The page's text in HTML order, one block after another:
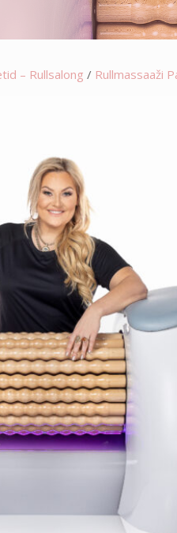
– Rullsalong / Rullmassaaži